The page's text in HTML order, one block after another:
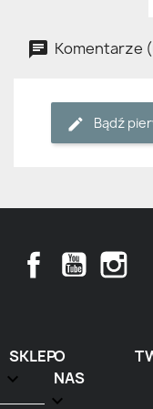
Komentarze
Bądź
FacebookYouTube
SKLEP

O
NAS
